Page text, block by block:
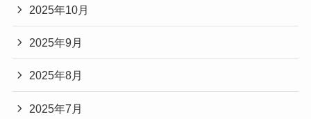
2025年10月
2025年9月
2025年8月
2025年7月